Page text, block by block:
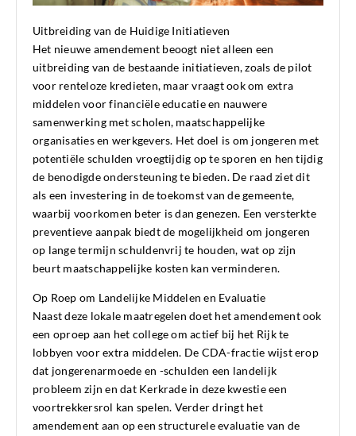
Uitbreiding van de Huidige Initiatieven
Het nieuwe amendement beoogt niet alleen een
uitbreiding van de bestaande initiatieven, zoals de pilot
voor renteloze kredieten, maar vraagt ook om extra
middelen voor financiële educatie en nauwere
samenwerking met scholen, maatschappelijke
organisaties en werkgevers. Het doel is om jongeren met
potentiële schulden vroegtijdig op te sporen en hen tijdig
de benodigde ondersteuning te bieden. De raad ziet dit
als een investering in de toekomst van de gemeente,
waarbij voorkomen beter is dan genezen. Een versterkte
preventieve aanpak biedt de mogelijkheid om jongeren
op lange termijn schuldenvrij te houden, wat op zijn
beurt maatschappelijke kosten kan verminderen.
Op Roep om Landelijke Middelen en Evaluatie
Naast deze lokale maatregelen doet het amendement ook
een oproep aan het college om actief bij het Rijk te
lobbyen voor extra middelen. De CDA-fractie wijst erop
dat jongerenarmoede en -schulden een landelijk
probleem zijn en dat Kerkrade in deze kwestie een
voortrekkersrol kan spelen. Verder dringt het
amendement aan op een structurele evaluatie van de